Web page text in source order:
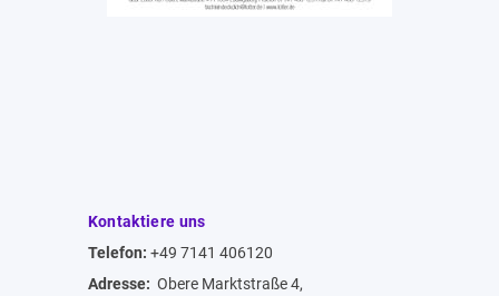
Kontaktiere uns
Telefon: +49 7141 406120
Adresse: Obere Marktstraße 4,